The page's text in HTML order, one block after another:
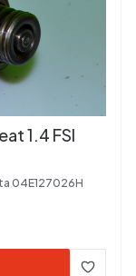
1.4 FSI
04E127026H